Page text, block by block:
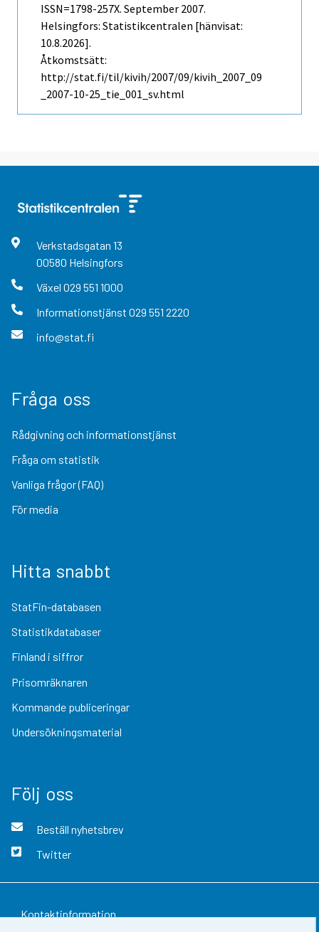
ISSN=1798-257X. September 2007.
Helsingfors: Statistikcentralen [hänvisat:
10.8.2026].
Åtkomstsätt:
http://stat.fi/til/kivih/2007/09/kivih_2007_09
_2007-10-25_tie_001_sv.html
Verkstadsgatan 13
00580 Helsingfors
Växel 029 551 1000
Informationstjänst 029 551 2220
info@stat.fi
Fråga oss
Rådgivning och informationstjänst
Fråga om statistik
Vanliga frågor (FAQ)
För media
Hitta snabbt
StatFin-databasen
Statistikdatabaser
Finland i siffror
Prisomräknaren
Kommande publiceringar
Undersökningsmaterial
Följ oss
Beställ nyhetsbrev
Twitter
Kontaktinformation